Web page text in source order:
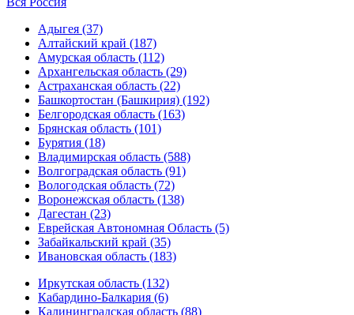
Адыгея (37)
Алтайский край (187)
Амурская область (112)
Архангельская область (29)
Астраханская область (22)
Башкортостан (Башкирия) (192)
Белгородская область (163)
Брянская область (101)
Бурятия (18)
Владимирская область (588)
Волгоградская область (91)
Вологодская область (72)
Воронежская область (138)
Дагестан (23)
Еврейская Автономная Область (5)
Забайкальский край (35)
Ивановская область (183)
Иркутская область (132)
Кабардино-Балкария (6)
Калининградская область (88)